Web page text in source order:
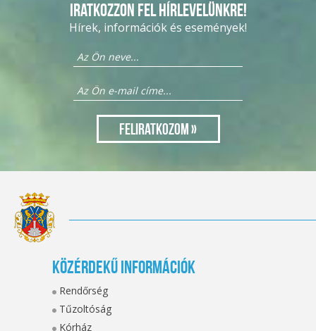
Iratkozzon fel hírlevelünkre!
Hírek, információk és események!
Közérdekű információk
Rendőrség
Tűzoltóság
Kórház